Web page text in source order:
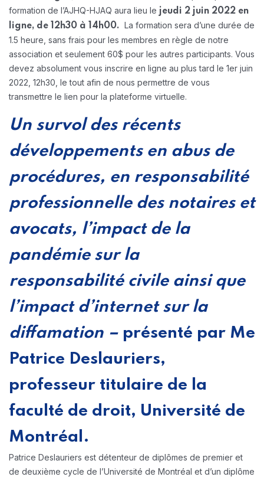
formation de l’AJHQ-HJAQ aura lieu le jeudi 2 juin 2022 en
ligne, de 12h30 à 14h00. La formation sera d’une durée de
1.5 heure, sans frais pour les membres en règle de notre
association et seulement 60$ pour les autres participants. Vous
devez absolument vous inscrire en ligne au plus tard le 1er juin
2022, 12h30, le tout afin de nous permettre de vous
transmettre le lien pour la plateforme virtuelle.
Un survol des récents
développements en abus de
procédures, en responsabilité
professionnelle des notaires et
avocats, l’impact de la
pandémie sur la
responsabilité civile ainsi que
l’impact d’internet sur la
diffamation – présenté par Me
Patrice Deslauriers,
professeur titulaire de la
faculté de droit, Université de
Montréal.
Patrice Deslauriers est détenteur de diplômes de premier et
de deuxième cycle de l’Université de Montréal et d’un diplôme